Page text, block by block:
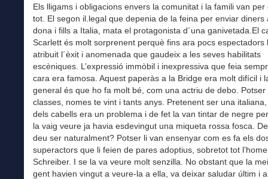
Els lligams i obligacions envers la comunitat i la famili van per
tot. El segon il.legal que depenia de la feina per enviar diners
dona i fills a Italia, mata el protagonista d´una ganivetada.El
Scarlett és molt sorprenent perquè fins ara pocs espectadors
atribuit l´èxit i anomenada que gaudeix a les seves habilitats
escèniques. L’expressió immòbil i inexpressiva que feia
cara era famosa. Aquest paperàs a la Bridge era molt difícil i
general és que ho fa molt bé, com una actriu de debo. Potser
classes, nomes te vint i tants anys. Pretenent ser una
dels cabells era un problema i de fet la van tintar de negre
la vaig veure ja havia esdevingut una miqueta rossa fosca.
deu ser naturalment? Potser li van ensenyar com es fa els
superactors que li feien de pares adoptius, sobretot tot
Schreiber. I se la va veure molt senzilla. No obstant que la
gent havien vingut a veure-la a ella, va deixar saludar últim i